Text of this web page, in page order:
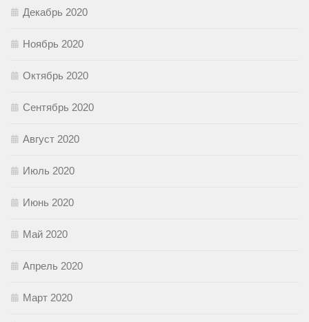
Декабрь 2020
Ноябрь 2020
Октябрь 2020
Сентябрь 2020
Август 2020
Июль 2020
Июнь 2020
Май 2020
Апрель 2020
Март 2020